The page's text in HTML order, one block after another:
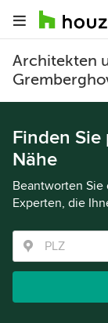
Architekten
Finden Sie
Nähe
Beantworten
Experten, die